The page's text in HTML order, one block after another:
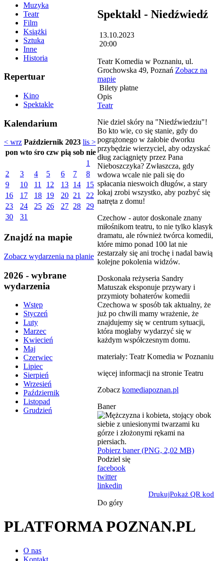
Muzyka
Teatr
Film
Książki
Sztuka
Inne
Historia
Repertuar
Kino
Spektakle
Kalendarium
< wrz Październik 2023 lis >
pon wto śro czw pią sob nie
1
2
3 4 5 6 7
8
9
10 11 12 13 14
15
16
17 18 19 20 21
22
23
24 25 26 27 28
29
30
31
Znajdź na mapie
Zobacz wydarzenia na planie
2026 - wybrane
wydarzenia
Wstęp
Styczeń
Luty
Marzec
Kwiecień
Maj
Czerwiec
Lipiec
Sierpień
Wrzesień
Październik
Listopad
Grudzień
Spektakl - Niedźwiedź
13.10.2023
20:00
Teatr Komedia w Poznaniu, ul.
Grochowska 49, Poznań Zobacz na
mapie
Bilety płatne
Opis
Teatr
Nie dziel skóry na "Niedźwiedziu"!
Bo kto wie, co się stanie, gdy do
pogrążonego w żałobie dworku
przybędzie wierzyciel, aby odzyskać
dług zaciągnięty przez Pana
Nieboszczyka? Zwłaszcza, gdy
wdowa wcale nie pali się do
spłacania nieswoich długów, a stary
lokaj zrobi wszystko, aby pozbyć się
natręta z domu!
Czechow - autor doskonale znany
miłośnikom teatru, to nie tylko klasyk
dramatu, ale również twórca komedii,
które mimo ponad 100 lat nie
zestarzały się ani trochę i nadal bawią
kolejne pokolenia widzów.
Doskonała reżyseria Sandry
Matuszak eksponuje przywary i
przymioty bohaterów komedii
Czechowa w sposób tak aktualny, że
już po chwili mamy wrażenie, że
znajdujemy się w centrum sytuacji,
która mogłaby wydarzyć się w
każdym współczesnym domu.
materiały: Teatr Komedia w Poznaniu
więcej informacji na stronie Teatru
Zobacz komediapoznan.pl
Baner
Pobierz baner (PNG, 2,02 MB)
Podziel się
facebook
twitter
linkedin
DrukujPokaż QR kod
Do góry
PLATFORMA POZNAN.PL
O nas
Kontakt